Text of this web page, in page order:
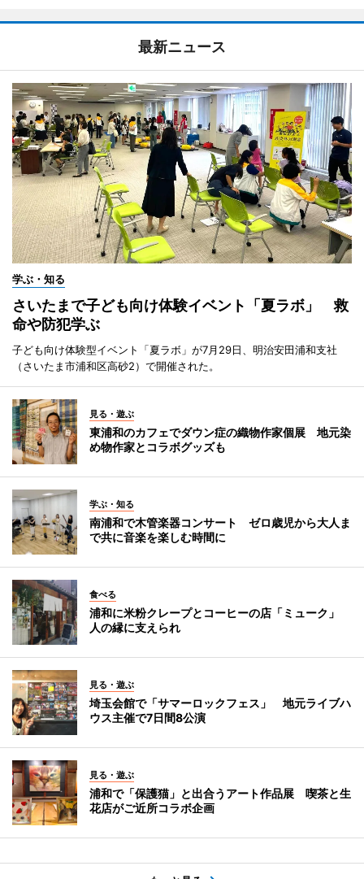
最新ニュース
学ぶ・知る
さいたまで子ども向け体験イベント「夏ラボ」 救
命や防犯学ぶ
子ども向け体験型イベント「夏ラボ」が7月29日、明治安田浦和支社
（さいたま市浦和区高砂2）で開催された。
見る・遊ぶ
東浦和のカフェでダウン症の織物作家個展 地元染
め物作家とコラボグッズも
学ぶ・知る
南浦和で木管楽器コンサート ゼロ歳児から大人ま
で共に音楽を楽しむ時間に
食べる
浦和に米粉クレープとコーヒーの店「ミューク」
人の縁に支えられ
見る・遊ぶ
埼玉会館で「サマーロックフェス」 地元ライブハ
ウス主催で7日間8公演
見る・遊ぶ
浦和で「保護猫」と出合うアート作品展 喫茶と生
花店がご近所コラボ企画